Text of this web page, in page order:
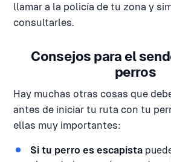
llamar a la policía de tu zona y
consultarles.
Consejos para el
perros
Hay muchas otras cosas que
antes de iniciar tu ruta con tu
ellas muy importantes:
Si tu perro es escapista